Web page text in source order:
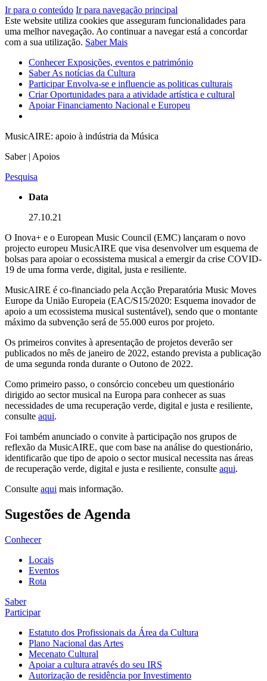
Ir para o conteúdo Ir para navegação principal
Este website utiliza cookies que asseguram funcionalidades para
uma melhor navegação. Ao continuar a navegar está a concordar
com a sua utilização. Saber Mais
ConhecerExposições, eventos e património
SaberAs notícias da Cultura
ParticiparEnvolva-se e influencie as politicas culturais
CriarOportunidades para a atividade artística e cultural
ApoiarFinanciamento Nacional e Europeu
MusicAIRE: apoio à indústria da Música
Saber | Apoios
Pesquisa
Data
27.10.21
O Inova+ e o European Music Council (EMC) lançaram o novo
projecto europeu MusicAIRE que visa desenvolver um esquema de
bolsas para apoiar o ecossistema musical a emergir da crise COVID-
19 de uma forma verde, digital, justa e resiliente.
MusicAIRE é co-financiado pela Acção Preparatória Music Moves
Europe da União Europeia (EAC/S15/2020: Esquema inovador de
apoio a um ecossistema musical sustentável), sendo que o montante
máximo da subvenção será de 55.000 euros por projeto.
Os primeiros convites à apresentação de projetos deverão ser
publicados no mês de janeiro de 2022, estando prevista a publicação
de uma segunda ronda durante o Outono de 2022.
Como primeiro passo, o consórcio concebeu um questionário
dirigido ao sector musical na Europa para conhecer as suas
necessidades de uma recuperação verde, digital e justa e resiliente,
consulte aqui.
Foi também anunciado o convite à participação nos grupos de
reflexão da MusicAIRE, que com base na análise do questionário,
identificarão que tipo de apoio o sector musical necessita nas áreas
de recuperação verde, digital e justa e resiliente, consulte aqui.
Consulte aqui mais informação.
Sugestões de Agenda
Conhecer
Locais
Eventos
Rota
Saber
Participar
Estatuto dos Profissionais da Área da Cultura
Plano Nacional das Artes
Mecenato Cultural
Apoiar a cultura através do seu IRS
Autorização de residência por Investimento